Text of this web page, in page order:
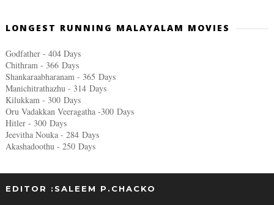
LONGEST RUNNING MALAYALAM MOVIES
Godfather - 404 Days
Chithram - 366 Days
Shankaraabharanam - 365 Days
Manichitrathazhu - 314 Days
Kilukkam - 300 Days
Oru Vadakkan Veeragatha -300 Days
Hitler - 300 Days
Jeevitha Nouka - 284 Days
Akashadoothu - 250 Days
EDITOR :SALEEM P.CHACKO